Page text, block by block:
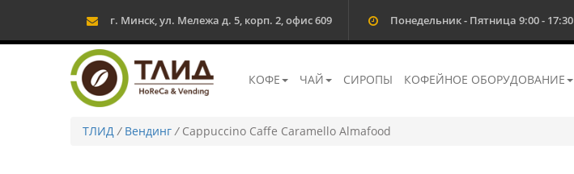
г. Минск, ул. Мележа д. 5, корп. 2, офис 609 Понедельник - Пятница 9:00 - 17:30
КОФЕ ЧАЙ СИРОПЫ КОФЕЙНОЕ ОБОРУДОВАНИЕ
ТЛИД/ Вендинг/ Cappuccino Caffe Caramello Almafood